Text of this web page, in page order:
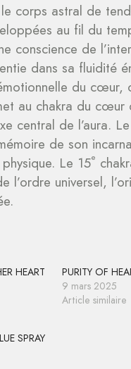
corps astral de
au fil du
conscience de
dans sa fluidité
du cœur,
au chakra du cœur
central de l’aura.
de son
Le 15e
l’ordre universel,
HEART
PURITY OF
9 mars 2025
Article similaire
SPRAY